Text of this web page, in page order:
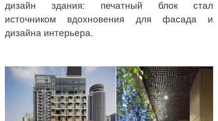
дизайн здания: печатный блок стал
источником вдохновения для фасада и
дизайна интерьера.